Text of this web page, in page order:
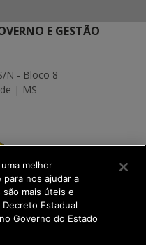
E GESTÃO
N - Bloco 8
| MS
melhor
nos ajudar a
mais úteis e
Estadual
Governo do Estado